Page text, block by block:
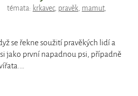
témata: krkavec, pravěk, mamut,
se řekne soužití pravěkých lidí a
jako první napadnou psi, případně